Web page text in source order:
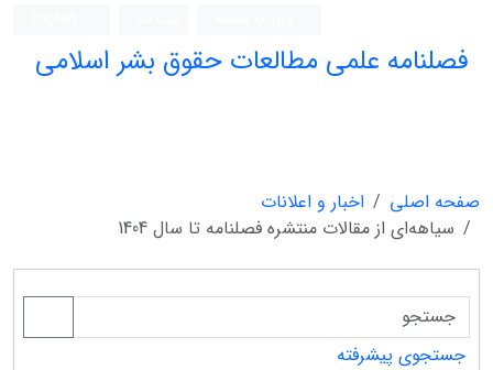
فصلنامه علمی مطالعات حقوق بشر اسلامی
صفحه اصلی
اخبار و اعلانات
سیاهه‌ای از مقالات منتشره فصلنامه تا سال 1404
جستجوی پیشرفته